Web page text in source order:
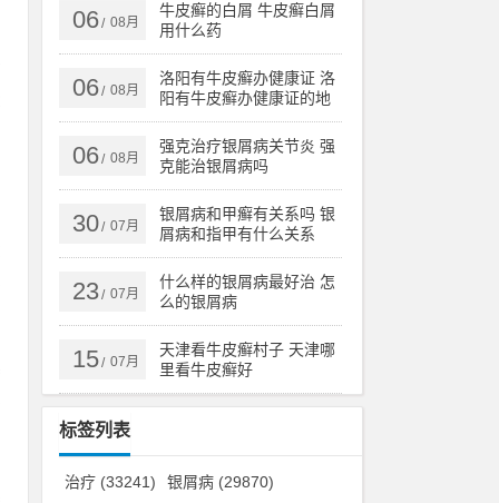
06/ 08月
牛皮癣的白屑 牛皮癣白屑
用什么药
06/ 08月
洛阳有牛皮癣办健康证 洛
阳有牛皮癣办健康证的地
方吗
06/ 08月
强克治疗银屑病关节炎 强
克能治银屑病吗
30/ 07月
银屑病和甲癣有关系吗 银
屑病和指甲有什么关系
23/ 07月
什么样的银屑病最好治 怎
么的银屑病
15/ 07月
天津看牛皮癣村子 天津哪
里看牛皮癣好
标签列表
治疗 (33241) 银屑病 (29870)